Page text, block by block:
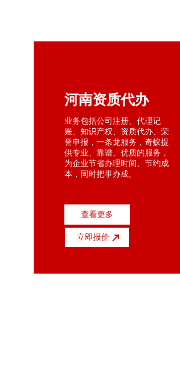
河南资质代办
业务包括公司注册、代理记
账、知识产权、资质代办、荣
誉申报，一条龙服务，奇蚁提
供专业、靠谱、优质的服务，
为企业节省办理时间、节约成
本，同时把事办成。
查看更多
立即报价